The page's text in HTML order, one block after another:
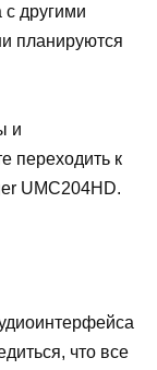
с другими
планируются
и
переходить к
UMC204HD.
что все